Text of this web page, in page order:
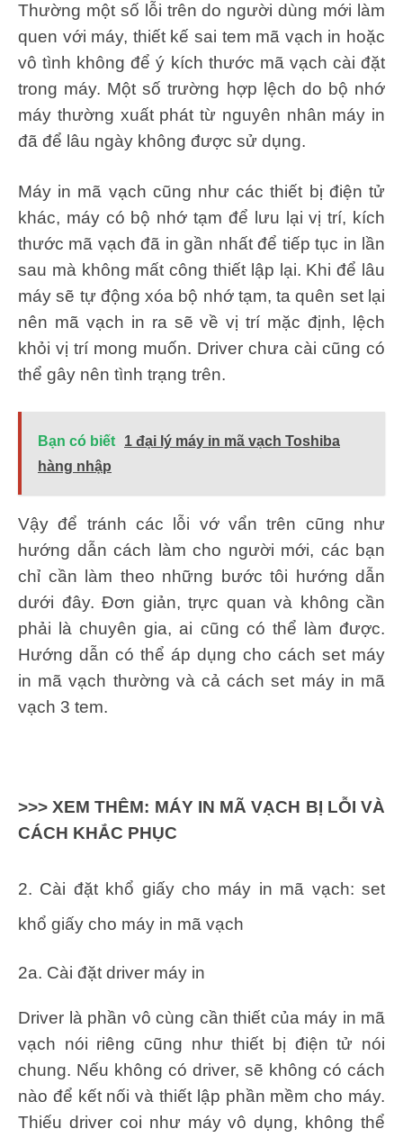
Thường một số lỗi trên do người dùng mới làm
quen với máy, thiết kế sai tem mã vạch in hoặc
vô tình không để ý kích thước mã vạch cài đặt
trong máy. Một số trường hợp lệch do bộ nhớ
máy thường xuất phát từ nguyên nhân máy in
đã để lâu ngày không được sử dụng.
Máy in mã vạch cũng như các thiết bị điện tử
khác, máy có bộ nhớ tạm để lưu lại vị trí, kích
thước mã vạch đã in gần nhất để tiếp tục in lần
sau mà không mất công thiết lập lại. Khi để lâu
máy sẽ tự động xóa bộ nhớ tạm, ta quên set lại
nên mã vạch in ra sẽ về vị trí mặc định, lệch
khỏi vị trí mong muốn. Driver chưa cài cũng có
thể gây nên tình trạng trên.
Bạn có biết
1 đại lý máy in mã vạch Toshiba
hàng nhập
Vậy để tránh các lỗi vớ vẩn trên cũng như
hướng dẫn cách làm cho người mới, các bạn
chỉ cần làm theo những bước tôi hướng dẫn
dưới đây. Đơn giản, trực quan và không cần
phải là chuyên gia, ai cũng có thể làm được.
Hướng dẫn có thể áp dụng cho cách set máy
in mã vạch thường và cả cách set máy in mã
vạch 3 tem.
>>> XEM THÊM: MÁY IN MÃ VẠCH BỊ LỖI VÀ
CÁCH KHẮC PHỤC
2. Cài đặt khổ giấy cho máy in mã vạch: set
khổ giấy cho máy in mã vạch
2a. Cài đặt driver máy in
Driver là phần vô cùng cần thiết của máy in mã
vạch nói riêng cũng như thiết bị điện tử nói
chung. Nếu không có driver, sẽ không có cách
nào để kết nối và thiết lập phần mềm cho máy.
Thiếu driver coi như máy vô dụng, không thể